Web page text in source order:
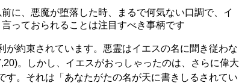
に、悪魔が堕落した時、まるで何気ない口調で、イ
っておられることは注目すべき事柄です
が約束されています。悪霊はイエスの名に聞き従わな
。しかし、イエスがおっしゃったのは、さらに偉大
す。それは「あなたがたの名が天に書きしるされてい